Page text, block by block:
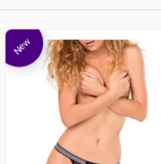
New